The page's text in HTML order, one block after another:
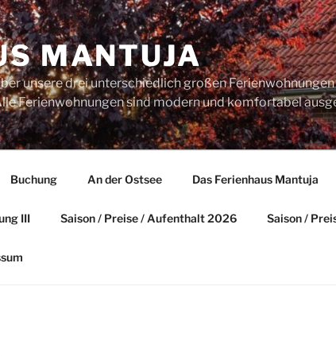
MANTUJA
unsere drei unterschiedlich großen
Ferienwohnungen sind modern und komfortabel
Buchung An der Ostsee Das Ferienhaus Mantuja
III Saison / Preise / Aufenthalt 2026 Saison /